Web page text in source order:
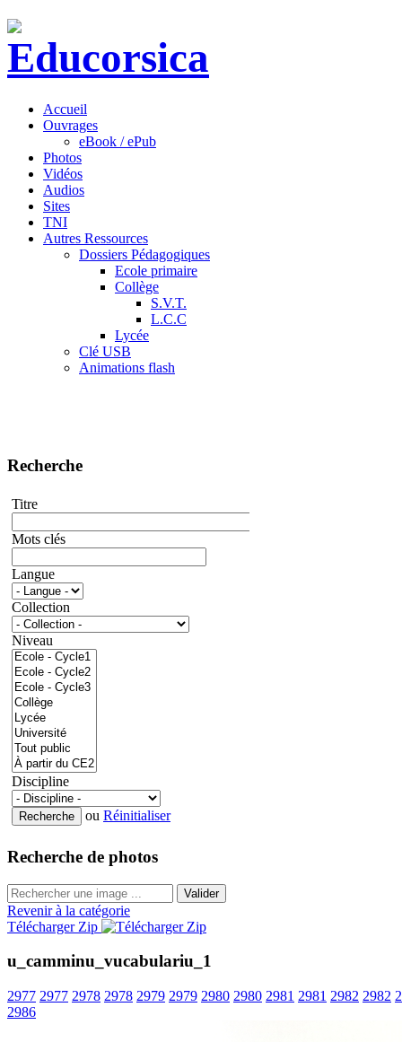
Accueil
Ouvrages
eBook / ePub
Photos
Vidéos
Audios
Sites
TNI
Autres Ressources
Dossiers Pédagogiques
Ecole primaire
Collège
S.V.T.
L.C.C
Lycée
Clé USB
Animations flash
Recherche
Titre
Mots clés
Langue
Collection
Niveau
Discipline
ou Réinitialiser
Recherche de photos
Valider
Revenir à la catégorie
Télécharger Zip
u_camminu_vucabulariu_1
2977 2977 2978 2978 2979 2979 2980 2980 2981 2981 2982 2982
2986